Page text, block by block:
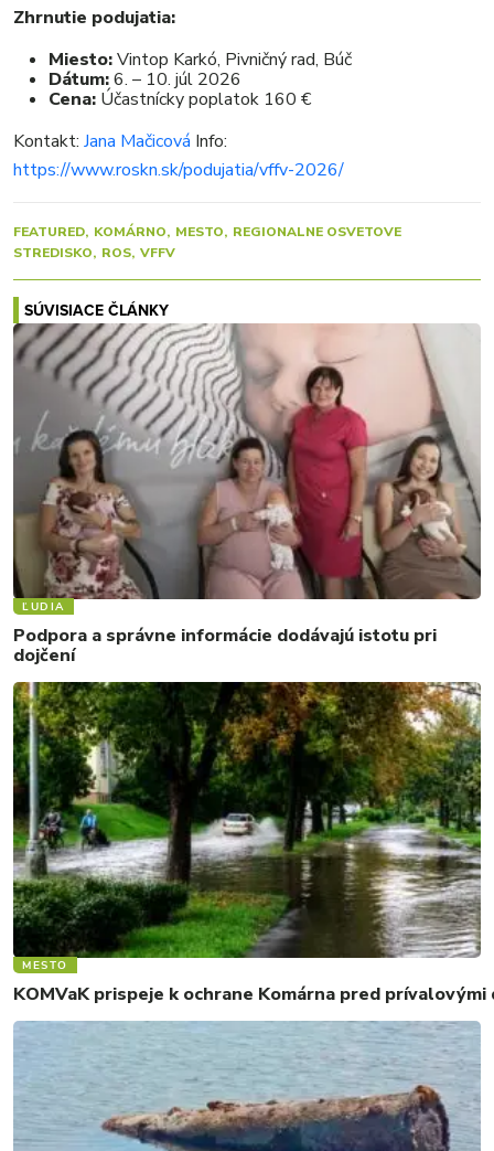
Zhrnutie podujatia:
Miesto:Vintop Karkó, Pivničný rad, Búč
Dátum:6. – 10. júl 2026
Cena: Účastnícky poplatok 160 €
Kontakt: Jana Mačicová Info:
https://www.roskn.sk/podujatia/vffv-2026/
FEATURED KOMÁRNO MESTO
REGIONALNE OSVETOVE
STREDISKO
ROS VFFV
SÚVISIACE ČLÁNKY
ĽUDIA
Podpora a správne informácie dodávajú istotu pri
dojčení
MESTO
KOMVaK prispeje k ochrane Komárna pred